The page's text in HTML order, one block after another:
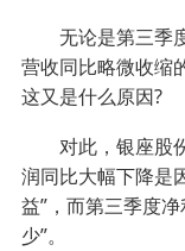
无论是第三季度
营收同比略微收缩
这又是什么原因?
对此，银座股份
润同比大幅下降是
益”，而第三季度
少”。